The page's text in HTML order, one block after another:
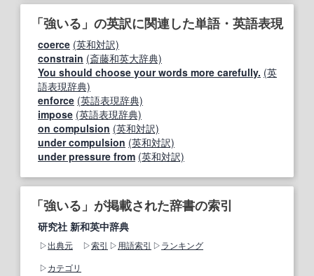
「強いる」の英訳に関連した単語・英語表現
coerce (英和対訳)
constrain (斎藤和英大辞典)
You should choose your words more carefully. (英
語表現辞典)
enforce (英語表現辞典)
impose (英語表現辞典)
on compulsion (英和対訳)
under compulsion (英和対訳)
under pressure from (英和対訳)
「強いる」が掲載された辞書の索引
研究社 新和英中辞典
出典元 索引 用語索引
ランキング
カテゴリ